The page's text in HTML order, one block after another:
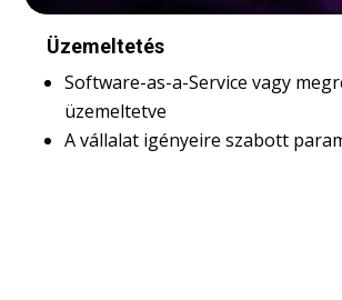
Minőségbiztosítás
Automata teszt, több száz
minden release verzióhoz, 100%-
megfeleléssel